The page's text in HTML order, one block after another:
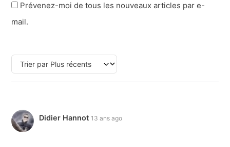
Prévenez-moi de tous les nouveaux articles par e-
mail.
Didier Hannot 13 ans ago